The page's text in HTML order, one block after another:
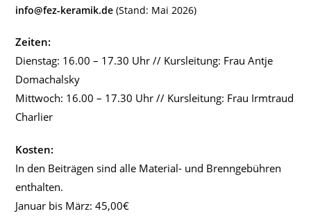
info@fez-keramik.de(Stand: Mai 2026)
Zeiten:
Dienstag: 16.00 – 17.30 Uhr // Kursleitung: Frau Antje
Domachalsky
Mittwoch: 16.00 – 17.30 Uhr // Kursleitung: Frau Irmtraud
Charlier
Kosten:
In den Beiträgen sind alle Material- und Brenngebühren
enthalten.
Januar bis März: 45,00€